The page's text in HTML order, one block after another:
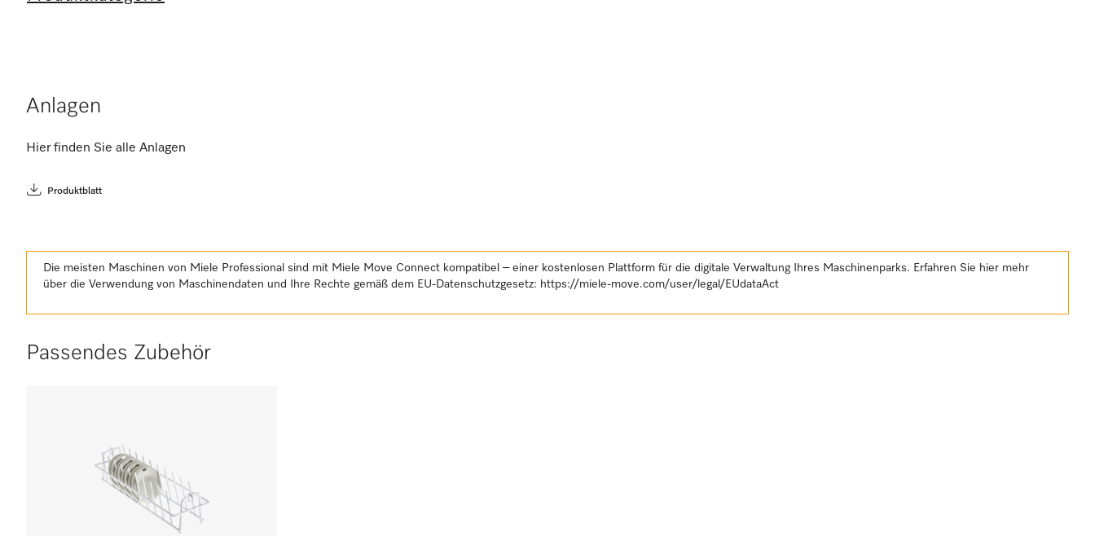
Anlagen
Hier finden Sie alle Anlagen
Produktblatt
Die meisten Maschinen von Miele Professional sind mit Miele Move Connect kompatibel – einer kostenlosen Plattform für die digitale Verwaltung Ihres Maschinenparks. Erfahren Sie hier mehr
über die Verwendung von Maschinendaten und Ihre Rechte gemäß dem EU-Datenschutzgesetz: https://miele-move.com/user/legal/EUdataAct
Passendes Zubehör